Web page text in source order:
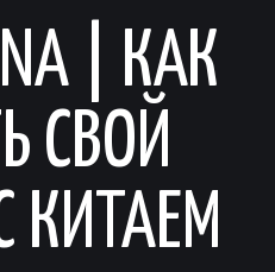
| КАК
СВОЙ
КИТАЕМ